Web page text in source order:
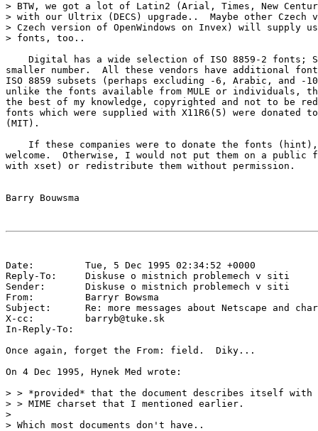
> BTW, we got a lot of Latin2 (Arial, Times, New
> with our Ultrix (DECS) upgrade..  Maybe other Czech
> Czech version of OpenWindows on Invex) will supply
> fonts, too..
Digital has a wide selection of ISO 8859-2 fonts;
smaller number.  All these vendors have additional
ISO 8859 subsets (perhaps excluding -6, Arabic, and -
unlike the fonts available from MULE or individuals,
the best of my knowledge, copyrighted and not to be
fonts which were supplied with X11R6(5) were donated
(MIT).
If these companies were to donate the fonts
welcome.  Otherwise, I would not put them on a public
with xset) or redistribute them without permission.
Date:         Tue, 5 Dec 1995 02:34:52 +0000
Reply-To:     Diskuse o mistnich problemech v siti
Sender:       Diskuse o mistnich problemech v siti
From:         Barryr Bowsma
Subject:      Re: more messages about Netscape and
X-cc:         barryb@tuke.sk
In-Reply-To:
Once again, forget the From: field.  Diky...
On 4 Dec 1995, Hynek Med wrote:
> > *provided* that the document describes itself with
> > MIME charset that I mentioned earlier.
>
> Which most documents don't have..